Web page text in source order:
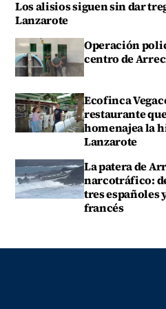
Los alisios siguen sin dar
Lanzarote
Operación
centro de
Ecofinca
restaurante
homenajea la
Lanzarote
La patera de
narcotráfico:
tres españoles
francés